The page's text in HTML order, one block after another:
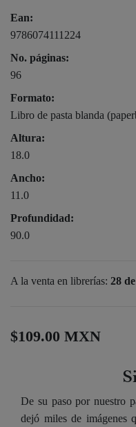
Ean:
9786074111224
No. páginas:
96
Formato:
Libro de pasta blanda
Altura:
18.0
Ancho:
11.0
Profundidad:
90.0
A la venta en librerías: 28
$109.00 MXN
De su paso por nuestro
dejó miles de imágenes